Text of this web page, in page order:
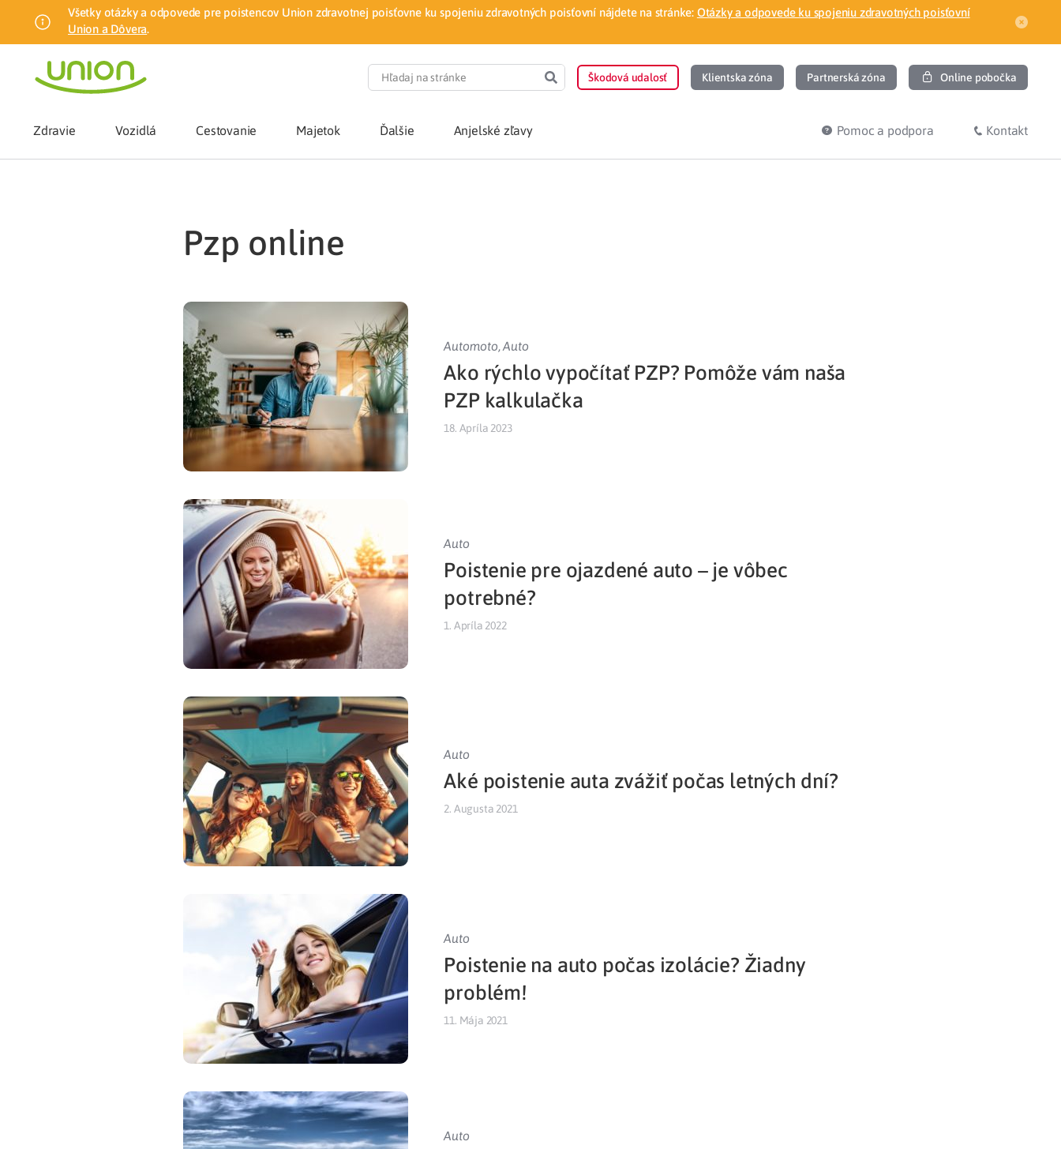
Všetky otázky a odpovede pre poistencov Union zdravotnej poisťovne ku spojeniu zdravotných poisťovní nájdete na stránke: Otázky a odpovede ku spojeniu zdravotných poisťovní
Union a Dôvera.
Škodová udalosť Klientska zóna Partnerská zóna Online pobočka
Zdravie
Zmena zdravotnej poisťovne
Poistenie novorodenca v pohodlí domova
Zdravotné poistenie pre cudzincov
Prečo Union
Liečba v zahraničí
Potvrdenie o neevidovaní
Vozidlá Cestovanie Majetok Ďalšie Anjelské zľavy Pomoc a podpora Kontakt
pzp online
Automoto,Auto
Ako rýchlo vypočítať PZP? Pomôže vám naša
PZP kalkulačka
18. Apríla 2023
Auto
Poistenie pre ojazdené auto – je vôbec
potrebné?
1. Apríla 2022
Auto
Aké poistenie auta zvážiť počas letných dní?
2. Augusta 2021
Auto
Poistenie na auto počas izolácie? Žiadny
problém!
11. Mája 2021
Auto